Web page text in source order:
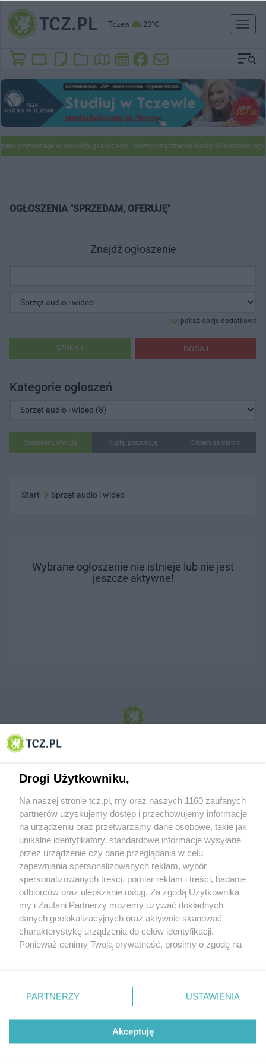
Tczew 20°C
Toggle
pozostaje w swoich granicach. Rozporządzenie Rady Ministrów
OGŁOSZENIA "SPRZEDAM, OFERUJĘ"
Znajdź ogłoszenie
pokaż opcje dodatkowe
DODAJ
SZUKAJ
Kategorie ogłoszeń
Sprzedam, oferuję Kupię, poszukuję Oddam za darmo
Start Sprzęt audio i wideo
Wybrane ogłoszenie nie istnieje lub nie jest
jeszcze aktywne!
© 2001-2026 Tczew - TCZ.PL Sp. z o.o. Internetowy Serwis Informacyjny Miasta
O FIRMIE POLITYKA PRYWATNOŚCI HOSTING
REKLAMA WSPÓŁPRACA RSS FACEBOOK KONTAKT
Nasze serwisy
Aktualności
Tcz24
Historia miasta
Muzyka i kultura
Archiwum wydarzeń
Zdjęcia miasta
Drogi Użytkowniku,
Na naszej stronie tcz.pl, my oraz naszych 1160 zaufanych
partnerów uzyskujemy dostęp i przechowujemy informacje
na urządzeniu oraz przetwarzamy dane osobowe, takie jak
unikalne identyfikatory, standardowe informacje wysyłane
przez urządzenie czy dane przeglądania w celu
zapewniania spersonalizowanych reklam, wybór
spersonalizowanych treści, pomiar reklam i treści, badanie
odbiorców oraz ulepszanie usług. Za zgodą Użytkownika
my i Zaufani Partnerzy możemy używać dokładnych
danych geolokalizacyjnych oraz aktywnie skanować
charakterystykę urządzenia do celów identyfikacji.
Ponieważ cenimy Twoją prywatność, prosimy o zgodę na
znajdujący się w lewym dolnym rogu strony
. Niektóre
przetwarzaniu. Preferencje będą miały zastosowania tylko
PARTNERZY USTAWIENIA
Akceptuję